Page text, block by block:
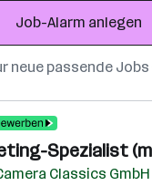
Job-Alarm anlegen
neue passende
Spezialist
Classics GmbH